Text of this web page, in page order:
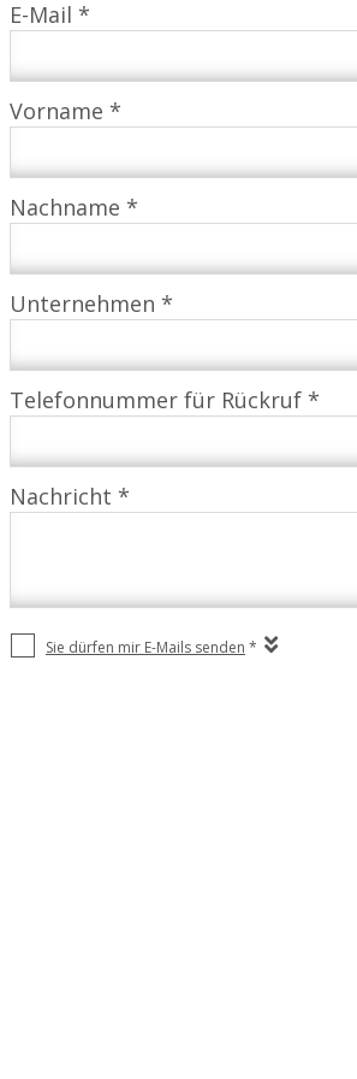
E-Mail *
Vorname *
Nachname *
Unternehmen *
Telefonnummer für Rückruf *
Nachricht *
Sie dürfen mir E-Mails senden *